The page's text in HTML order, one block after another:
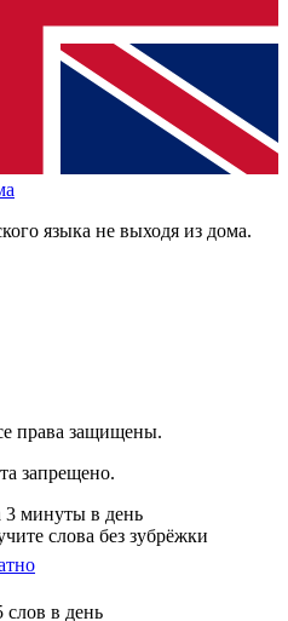
языка не выходя из дома.
права защищены.
запрещено.
3 минуты в день
слова без зубрёжки
в день